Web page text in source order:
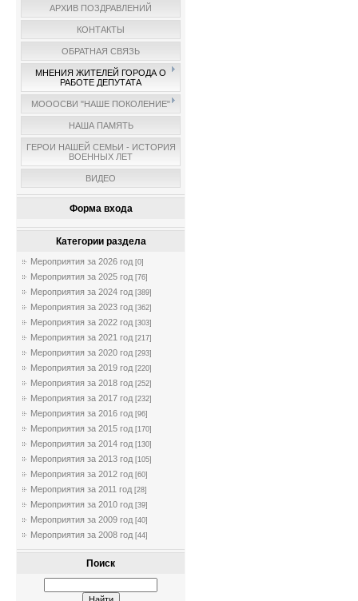
АРХИВ ПОЗДРАВЛЕНИЙ
КОНТАКТЫ
ОБРАТНАЯ СВЯЗЬ
МНЕНИЯ ЖИТЕЛЕЙ ГОРОДА О
РАБОТЕ ДЕПУТАТА
МОООСВИ "НАШЕ ПОКОЛЕНИЕ"
НАША ПАМЯТЬ
ГЕРОИ НАШЕЙ СЕМЬИ - ИСТОРИЯ
ВОЕННЫХ ЛЕТ
ВИДЕО
Форма входа
Категории раздела
Мероприятия за 2026 год [0]
Мероприятия за 2025 год [76]
Мероприятия за 2024 год [389]
Мероприятия за 2023 год [362]
Мероприятия за 2022 год [303]
Мероприятия за 2021 год [217]
Мероприятия за 2020 год [293]
Мероприятия за 2019 год [220]
Мероприятия за 2018 год [252]
Мероприятия за 2017 год [232]
Мероприятия за 2016 год [96]
Мероприятия за 2015 год [170]
Мероприятия за 2014 год [130]
Мероприятия за 2013 год [105]
Мероприятия за 2012 год [60]
Мероприятия за 2011 год [28]
Мероприятия за 2010 год [39]
Мероприятия за 2009 год [40]
Мероприятия за 2008 год [44]
Поиск